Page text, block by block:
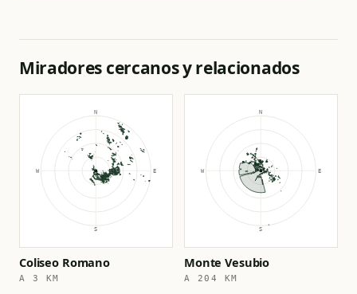
Miradores cercanos y relacionados
Coliseo Romano
A 3 KM
Monte Vesubio
A 204 KM